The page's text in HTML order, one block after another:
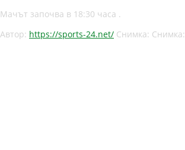
Мачът започва в 18:30 часа .
Автор: https://sports-24.net/ Снимка: Снимка: